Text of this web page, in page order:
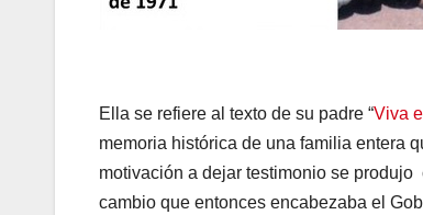
Ella se refiere al texto de su padre “Viva
memoria histórica de una familia entera
motivación a dejar testimonio se produjo
cambio que entonces encabezaba el